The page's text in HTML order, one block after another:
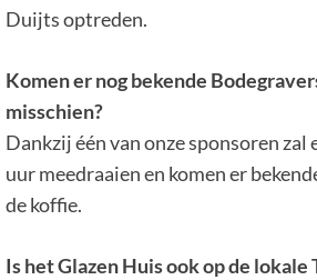
Duijts optreden.
Komen er nog bekende
misschien?
Dankzij één van onze sponsoren zal
uur meedraaien en komen er
de koffie.
Is het Glazen Huis ook op de lokale